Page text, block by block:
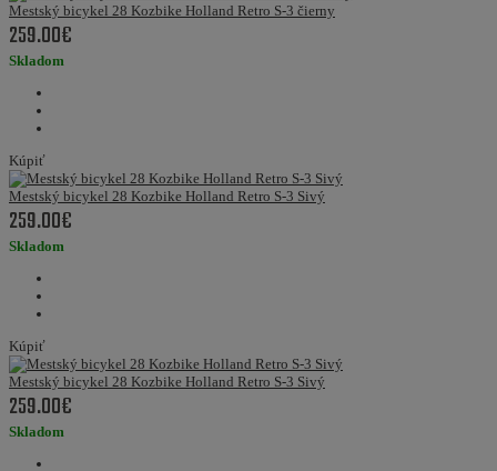
Mestský bicykel 28 Kozbike Holland Retro S-3 čierny
259.00€
Skladom
Kúpiť
Mestský bicykel 28 Kozbike Holland Retro S-3 Sivý
259.00€
Skladom
Kúpiť
Mestský bicykel 28 Kozbike Holland Retro S-3 Sivý
259.00€
Skladom